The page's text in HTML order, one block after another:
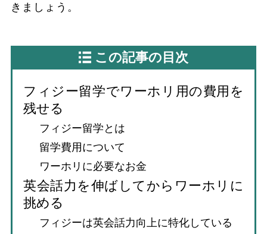
きましょう。
この記事の目次
フィジー留学でワーホリ用の費用を
残せる
フィジー留学とは
留学費用について
ワーホリに必要なお金
英会話力を伸ばしてからワーホリに
挑める
フィジーは英会話力向上に特化している